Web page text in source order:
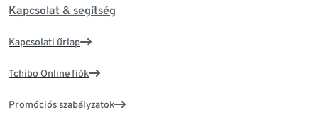
Kapcsolat & segítség
Kapcsolati űrlap
Tchibo Online fiók
Promóciós szabályzatok